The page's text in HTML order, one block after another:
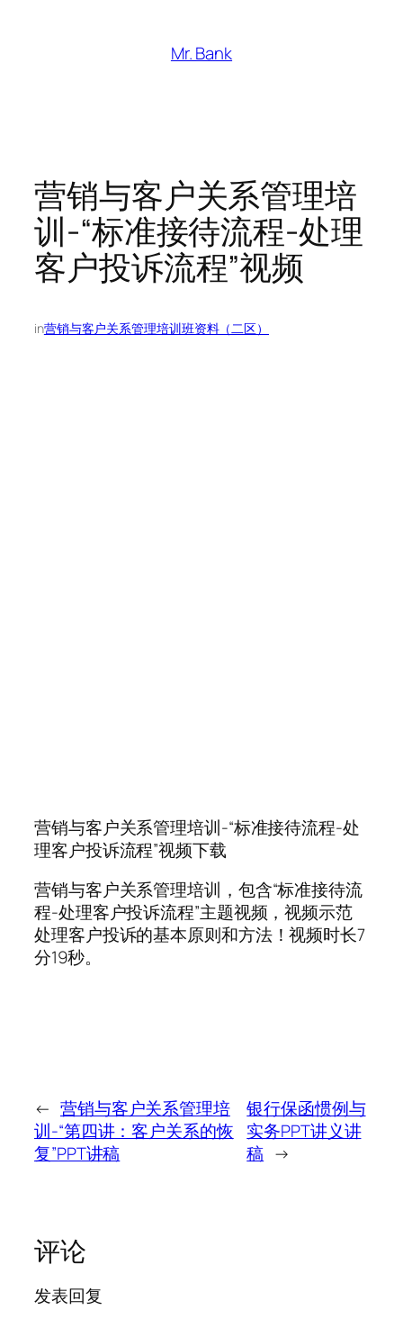
Mr. Bank
营销与客户关系管理培
训-“标准接待流程-处理
客户投诉流程”视频
in营销与客户关系管理培训班资料（二区）
营销与客户关系管理培训-“标准接待流程-处
理客户投诉流程”视频下载
营销与客户关系管理培训，包含“标准接待流
程-处理客户投诉流程”主题视频，视频示范
处理客户投诉的基本原则和方法！视频时长7
分19秒。
← 营销与客户关系管理培
训-“第四讲：客户关系的恢
复”PPT讲稿
银行保函惯例与
实务PPT讲义讲
稿 →
评论
发表回复